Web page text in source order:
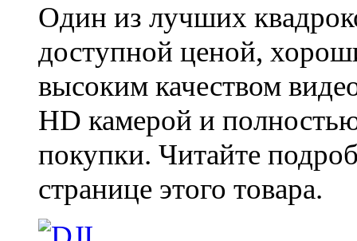
Один из лучших
доступной ценой,
высоким качеством
HD камерой и
покупки. Читайте
странице этого товара.